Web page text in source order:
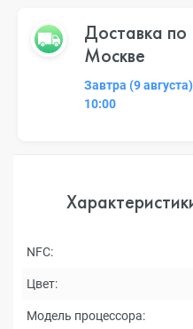
Доставка по
Москве
Завтра (9
10:00
NFC:
Цвет:
Модель процессора: